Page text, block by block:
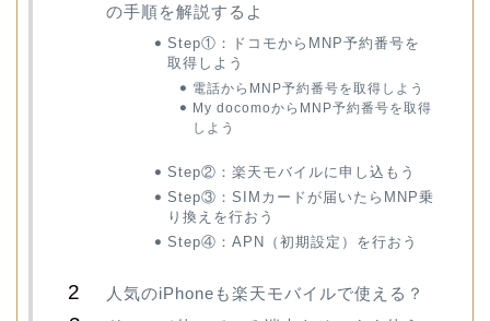
の手順を解説するよ
Step①：ドコモからMNP予約番号を
取得しよう
電話からMNP予約番号を取得しよう
My docomoからMNP予約番号を取得
しよう
Step②：楽天モバイルに申し込もう
Step③：SIMカードが届いたらMNP乗
り換えを行おう
Step④：APN（初期設定）を行おう
人気のiPhoneも楽天モバイルで使える？